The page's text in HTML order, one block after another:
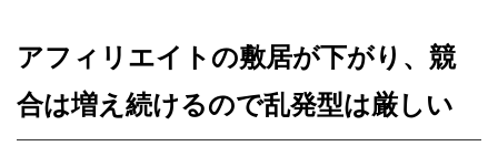
アフィリエイトの敷居が下がり、競
合は増え続けるので乱発型は厳しい